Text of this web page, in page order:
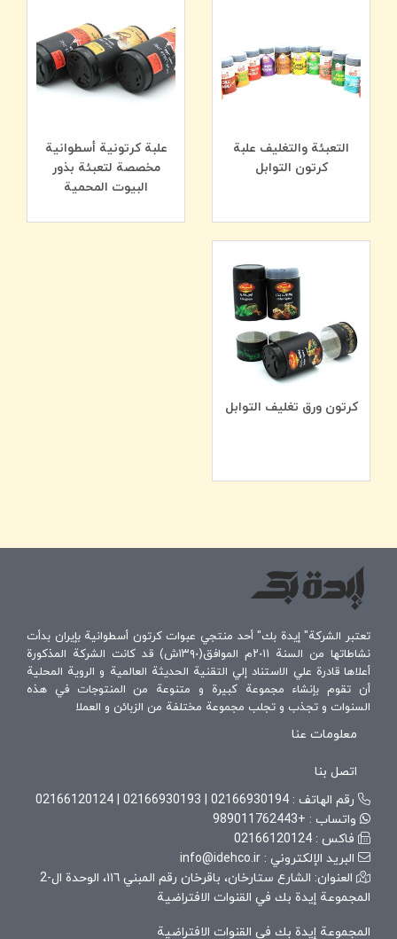
التعبئة والتغليف علبة
کرتون التوابل
علبة كرتونية أسطوانية
مخصصة لتعبئة بذور
البيوت المحمية
كرتون ورق تغليف التوابل
تعتبر الشركة" إيدة بك" أحد منتجي عبوات كرتون أسطوانية بإيران بدأت
نشاطاتها من السنة ٢٠١١م الموافق(١٣٩٠ش) قد كانت الشركة المذكورة
أعلاها قادرة علي الاستناد إلي التقنية الحديثة العالمية و الروية المحلية
أن تقوم بإنشاء مجموعة كبيرة و متنوعة من المنتوجات في هذه
السنوات و تجذب و تجلب مجموعة مختلفة من الزبائن و العملا
معلومات عنا
اتصل بنا
رقم الهاتف : 02166930194
|
02166930193
|
02166120124
واتساب : +989011762443
فاكس : 02166120124
البريد الإلكتروني : info@idehco.ir
العنوان: الشارع ستارخان، باقرخان رقم المبني ١١٦، الوحدة ال-2
المجموعة إيدة بك في القنوات الافتراضية
المجموعة إيدة بك في القنوات الافتراضية